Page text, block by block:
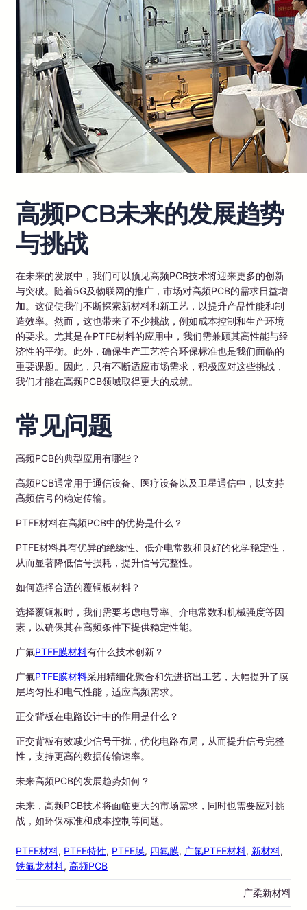
高频PCB未来的发展趋势
与挑战
在未来的发展中，我们可以预见高频PCB技术将迎来更多的创新
与突破。随着5G及物联网的推广，市场对高频PCB的需求日益增
加。这促使我们不断探索新材料和新工艺，以提升产品性能和制
造效率。然而，这也带来了不少挑战，例如成本控制和生产环境
的要求。尤其是在PTFE材料的应用中，我们需兼顾其高性能与经
济性的平衡。此外，确保生产工艺符合环保标准也是我们面临的
重要课题。因此，只有不断适应市场需求，积极应对这些挑战，
我们才能在高频PCB领域取得更大的成就。
常见问题
高频PCB的典型应用有哪些？
高频PCB通常用于通信设备、医疗设备以及卫星通信中，以支持
高频信号的稳定传输。
PTFE材料在高频PCB中的优势是什么？
PTFE材料具有优异的绝缘性、低介电常数和良好的化学稳定性，
从而显著降低信号损耗，提升信号完整性。
如何选择合适的覆铜板材料？
选择覆铜板时，我们需要考虑电导率、介电常数和机械强度等因
素，以确保其在高频条件下提供稳定性能。
广氟PTFE膜材料有什么技术创新？
广氟PTFE膜材料采用精细化聚合和先进挤出工艺，大幅提升了膜
层均匀性和电气性能，适应高频需求。
正交背板在电路设计中的作用是什么？
正交背板有效减少信号干扰，优化电路布局，从而提升信号完整
性，支持更高的数据传输速率。
未来高频PCB的发展趋势如何？
未来，高频PCB技术将面临更大的市场需求，同时也需要应对挑
战，如环保标准和成本控制等问题。
PTFE材料, PTFE特性, PTFE膜, 四氟膜, 广氟PTFE材料, 新材料
铁氟龙材料, 高频PCB
广柔新材料